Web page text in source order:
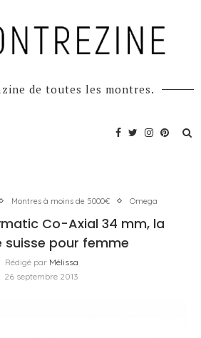
de toutes les montres.
Montres à moins de 5000€ Omega
Co-Axial 34 mm, la
suisse pour femme
Rédigé par Mélissa
26 septembre 2013